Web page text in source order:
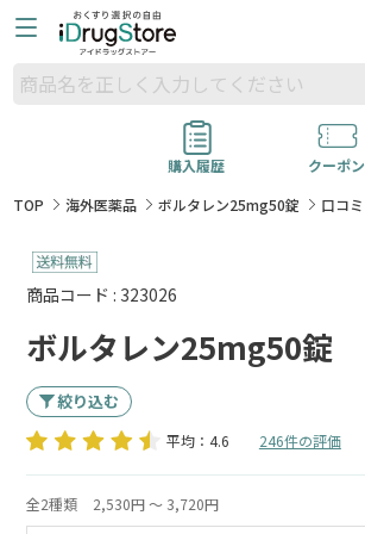
購入履歴
クーポン
TOP
海外医薬品 ボルタレン25mg50錠 口コミ
商品コード : 323026
ボルタレン25mg50錠
絞り込む
平均：4.6 246件の評価
全2種類 2,530円 ～ 3,720円